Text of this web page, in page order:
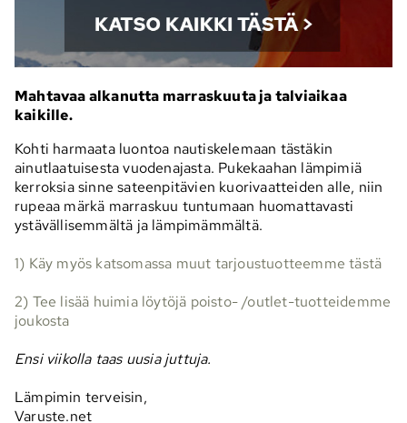
Mahtavaa alkanutta marraskuuta ja talviaikaa
kaikille.
Kohti harmaata luontoa nautiskelemaan tästäkin
ainutlaatuisesta vuodenajasta. Pukekaahan lämpimiä
kerroksia sinne sateenpitävien kuorivaatteiden alle, niin
rupeaa märkä marraskuu tuntumaan huomattavasti
ystävällisemmältä ja lämpimämmältä.
1) Käy myös katsomassa muut tarjoustuotteemme tästä
2) Tee lisää huimia löytöjä poisto- /outlet-tuotteidemme
joukosta
Ensi viikolla taas uusia juttuja.
Lämpimin terveisin,
Varuste.net